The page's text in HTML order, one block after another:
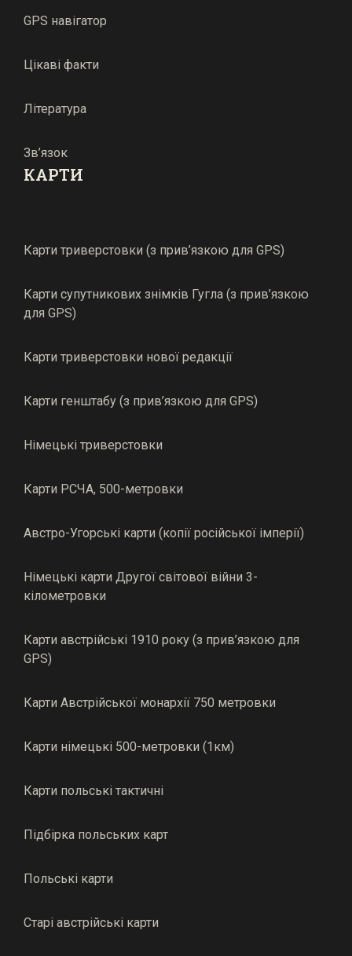
GPS навігатор
Цікаві факти
Література
Зв’язок
КАРТИ
Карти триверстовки (з прив’язкою для GPS)
Карти супутникових знімків Гугла (з прив’язкою
для GPS)
Карти триверстовки нової редакції
Карти генштабу (з прив’язкою для GPS)
Німецькі триверстовки
Карти РСЧА, 500-метровки
Австро-Угорські карти (копії російської імперії)
Німецькі карти Другої світової війни 3-
кілометровки
Карти австрійські 1910 року (з прив’язкою для
GPS)
Карти Австрійської монархії 750 метровки
Карти німецькі 500-метровки (1км)
Карти польські тактичні
Підбірка польських карт
Польські карти
Старі австрійські карти